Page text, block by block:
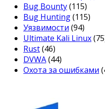
Bug Bounty(115)
Bug Hunting(115)
Уязвимости (94)
Ultimate Kali Linux
Rust(46)
DVWA(44)
Охота за ошибками